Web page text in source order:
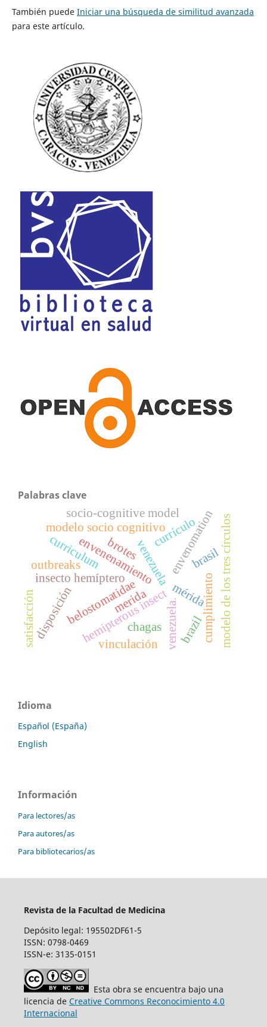
También puede Iniciar una búsqueda de similitud avanzada
para este artículo.
Palabras clave
envenenamiento
insecto hemíptero
belostomatidae mérida
venezuelaenvenomation
hemipterous insect
merida venezuela.
currículo
modelo socio cognitivo modelo de los tres círculos
curriculum
socio-cognitive model
vinculación
disposición cumplimiento
satisfacción chagas
brasil
brotes
brazil
outbreaks
Idioma
Español (España)
English
Información
Para lectores/as
Para autores/as
Para bibliotecarios/as
Revista de la Facultad de Medicina
Depósito legal: 195502DF61-5
ISSN: 0798-0469
ISSN-e: 3135-0151
Esta obra se encuentra bajo una
licencia de Creative Commons Reconocimiento 4.0
Internacional